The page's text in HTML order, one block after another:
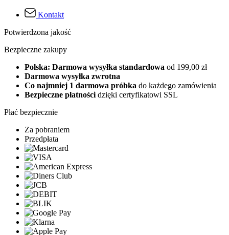
Kontakt
Potwierdzona jakość
Bezpieczne zakupy
Polska: Darmowa wysyłka standardowa od 199,00 zł
Darmowa wysyłka zwrotna
Co najmniej 1 darmowa próbka do każdego zamówienia
Bezpieczne płatności dzięki certyfikatowi SSL
Płać bezpiecznie
Za pobraniem
Przedpłata